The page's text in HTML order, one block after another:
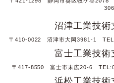
沼津工業技術
〒410-0022 沼津市大岡3981-1
富士工業技術
〒417-8550 富士市末広20-6
浜松工業技術